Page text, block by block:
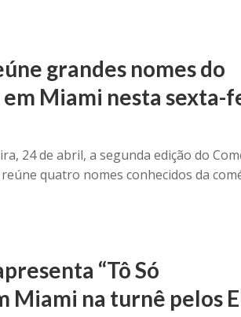
grandes nomes do
Miami nesta sexta-
24 de abril, a segunda edição do
quatro nomes conhecidos da
“Tô Só
Miami na turnê pelos